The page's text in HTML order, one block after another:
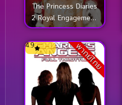
The Princess Diaries
2 Royal Engagement
(2004) บันทึกรักเจ้า
หญิงวุ่นลุ้นวิวาห์
พากย์ไทย
4.9